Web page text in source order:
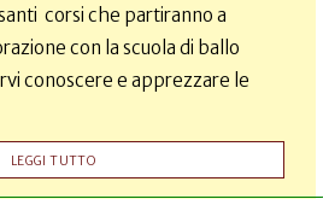
corsi che partiranno a
con la scuola di ballo
conoscere e apprezzare le
LEGGI TUTTO